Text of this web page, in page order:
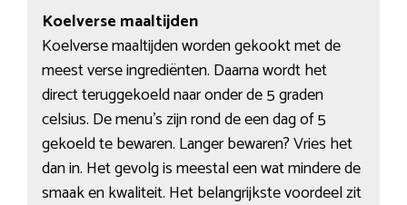
Koelverse maaltijden
Koelverse maaltijden worden gekookt met de
meest verse ingrediënten. Daarna wordt het
direct teruggekoeld naar onder de 5 graden
celsius. De menu’s zijn rond de een dag of 5
gekoeld te bewaren. Langer bewaren? Vries het
dan in. Het gevolg is meestal een wat mindere de
smaak en kwaliteit. Het belangrijkste voordeel zit